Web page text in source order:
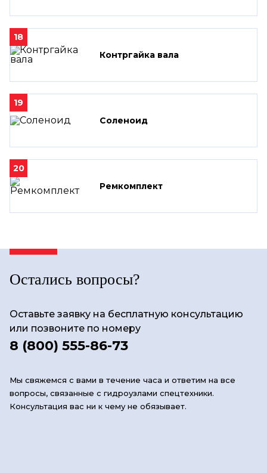
18
Контргайка вала
19
Соленоид
20
Ремкомплект
Остались вопросы?
Оставьте заявку на бесплатную консультацию
или позвоните по номеру
8 (800) 555-86-73
Мы свяжемся с вами в течение часа и ответим на все
вопросы, связанные с гидроузлами спецтехники.
Консультация вас ни к чему не обязывает.